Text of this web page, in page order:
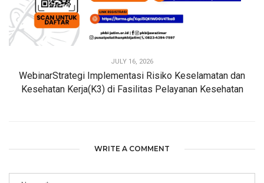
JULY 16, 2026
WebinarStrategi Implementasi Risiko Keselamatan dan
Kesehatan Kerja(K3) di Fasilitas Pelayanan Kesehatan
WRITE A COMMENT